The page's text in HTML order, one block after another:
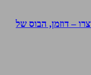
– דוזמן, הבוס של